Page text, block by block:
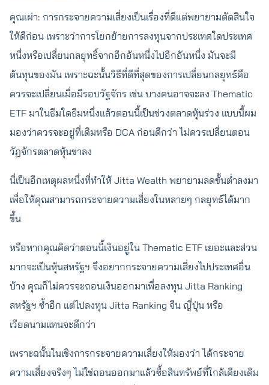
คุณเผ่า: การกระจายความเสี่ยงเป็นเรื่องที่ดีแต่พยายามตัดสินใจ
ให้ดีก่อน เพราะว่าการโยกย้ายการลงทุนจากประเทศใดประเทศ
หนึ่งหรือเปลี่ยนกลยุทธิ์จากอีกอันหนึ่งไปอีกอันหนึ่ง มันจะมี
ต้นทุนของมัน เพราะฉะนั้นวิธีที่ดีที่สุดของการเปลี่ยนกลยุทธ์คือ
ควรจะเปลี่ยนเมื่อมีรอบวัฐจักร เช่น บางคนอาจจะลง Thematic
ETF มาในธีมใดธีมหนึ่งแล้วตอนนี้เป็นช่วงตลาดหุ้นร่วง แบบนี้ผม
มองว่าควรจะอยู่ที่เดิมหรือ DCA ก่อนดีกว่า ไม่ควรเปลี่ยนตอน
วัฏจักรตลาดหุ้นขาลง
นี่เป็นอีกเหตุผลหนึ่งที่ทำให้ Jitta Wealth พยายามลดขั้นต่ำลงมา
เพื่อให้คุณสามารถกระจายความเสี่ยงในหลายๆ กลยุทธ์ได้มาก
ขึ้น
หรือหากคุณคิดว่าตอนนี้เงินอยู่ใน Thematic ETF เยอะและส่วน
มากจะเป็นหุ้นสหรัฐฯ จึงอยากกระจายความเสี่ยงไปประเทศอื่น
บ้าง คุณก็ไม่ควรจะถอนเงินออกมาเพื่อลงทุน Jitta Ranking
สหรัฐฯ​ ซ้ำอีก แต่ไปลงทุน Jitta Ranking จีน ญี่ปุ่น หรือ
เวียดนามแทนจะดีกว่า
เพราะฉนั้นในเชิงการกระจายความเสี่ยงให้มองว่า ได้กระจาย
ความเสี่ยงจริงๆ ไม่ใช่ถอนออกมาแล้วซื้อสินทรัพย์ที่ใกล้เคียงเดิม